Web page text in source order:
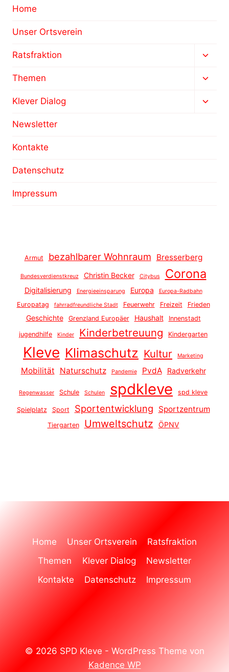
Home
Unser Ortsverein
Ratsfraktion
Themen
Klever Dialog
Newsletter
Kontakte
Datenschutz
Impressum
Armut bezahlbarer Wohnraum Bresserberg
Bundesverdienstkreuz Christin Becker Citybus Corona
Digitalisierung Energieeinsparung Europa Europa-Radbahn
Europatag fahrradfreundliche Stadt Feuerwehr Freizeit Frieden
Geschichte Grenzland Europäer Haushalt Innenstadt
jugendhilfe Kinder Kinderbetreuung Kindergarten
Kleve Klimaschutz Kultur Marketing
Mobilität Naturschutz Pandemie PvdA Radverkehr
Regenwasser Schule Schulen spdkleve spd kleve
Spielplatz Sport Sportentwicklung Sportzentrum
Tiergarten Umweltschutz ÖPNV
Home Unser Ortsverein
Ratsfraktion
Themen
Klever Dialog
Newsletter
Kontakte
Datenschutz Impressum
© 2026 SPD Kleve - WordPress Theme von
Kadence WP